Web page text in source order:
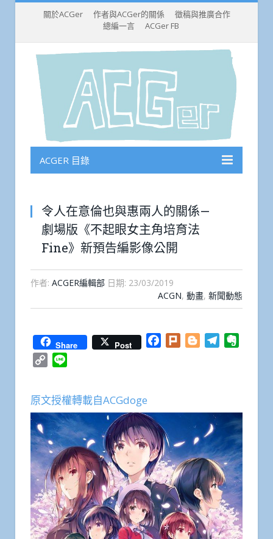
關於ACGer 作者與ACGer的關係
徵稿與推廣合作
總編一言
ACGer FB
ACGER 目錄
令人在意倫也與惠兩人的關係—
劇場版《不起眼女主角培育法
Fine》新預告編影像公開
作者: ACGER編輯部 日期: 23/03/2019
ACGN, 動畫, 新聞動態
Share Post Facebook
Plurk BloggerTelegram
Copy
原文授權轉載自ACGdoge